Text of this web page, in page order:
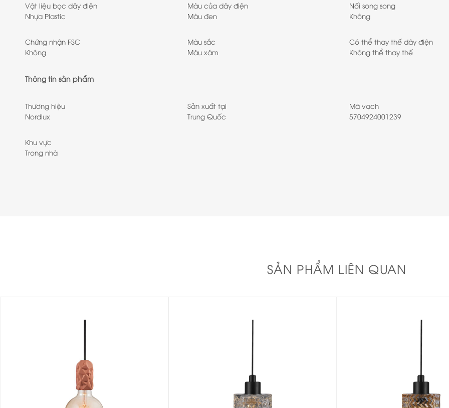
Vật liệu bọc dây điện
Nhựa Plastic
Màu của dây điện
Màu đen
Nối song song
Không
Chứng nhận FSC
Không
Màu sắc
Màu xám
Có thể thay thế dây điện
Không thể thay thế
Thông tin sản phẩm
Thương hiệu
Nordlux
Sản xuất tại
Trung Quốc
Mã vạch
5704924001239
Khu vực
Trong nhà
SẢN PHẨM LIÊN QUAN